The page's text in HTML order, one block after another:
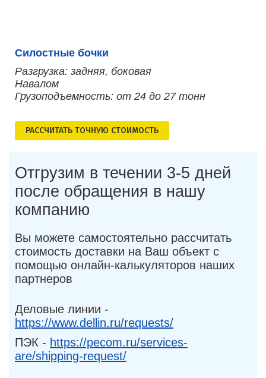
Силостные бочки
Разгрузка: задняя, боковая
Навалом
Грузоподъемность: от 24 до 27 тонн
РАСCЧИТАТЬ ТОЧНУЮ СТОИМОСТЬ
Отгрузим в течении 3-5 дней
после обращения в нашу
компанию
Вы можете самостоятельно рассчитать
стоимость доставки на Ваш объект с
помощью онлайн-калькуляторов наших
партнеров
Деловые линии -
https://www.dellin.ru/requests/
ПЭК - https://pecom.ru/services-
are/shipping-request/